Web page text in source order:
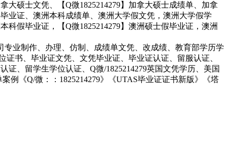
硕士文凭、【Q微1825214279】加拿大硕士成绩单、加拿
业证、澳洲本科成绩单、澳洲大学假文凭，澳洲大学假学
假毕业证，【Q微1825214279】澳洲硕士假毕业证，澳洲
司专业制作、办理、仿制、成绩单文凭、改成绩、教育部学历学
书、毕业证文凭、文凭毕业证、毕业证认证、留服认证、
、留学生学位认证、Q微/1825214279英国文凭学历、美国
例《Q/微：：1825214279》《UTAS毕业证证书新版》《塔